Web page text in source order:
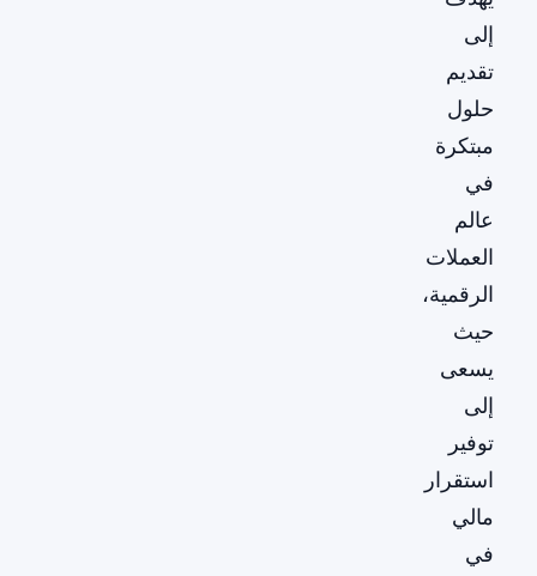
إلى
تقديم
حلول
مبتكرة
في
عالم
العملات
الرقمية،
حيث
يسعى
إلى
توفير
استقرار
مالي
في